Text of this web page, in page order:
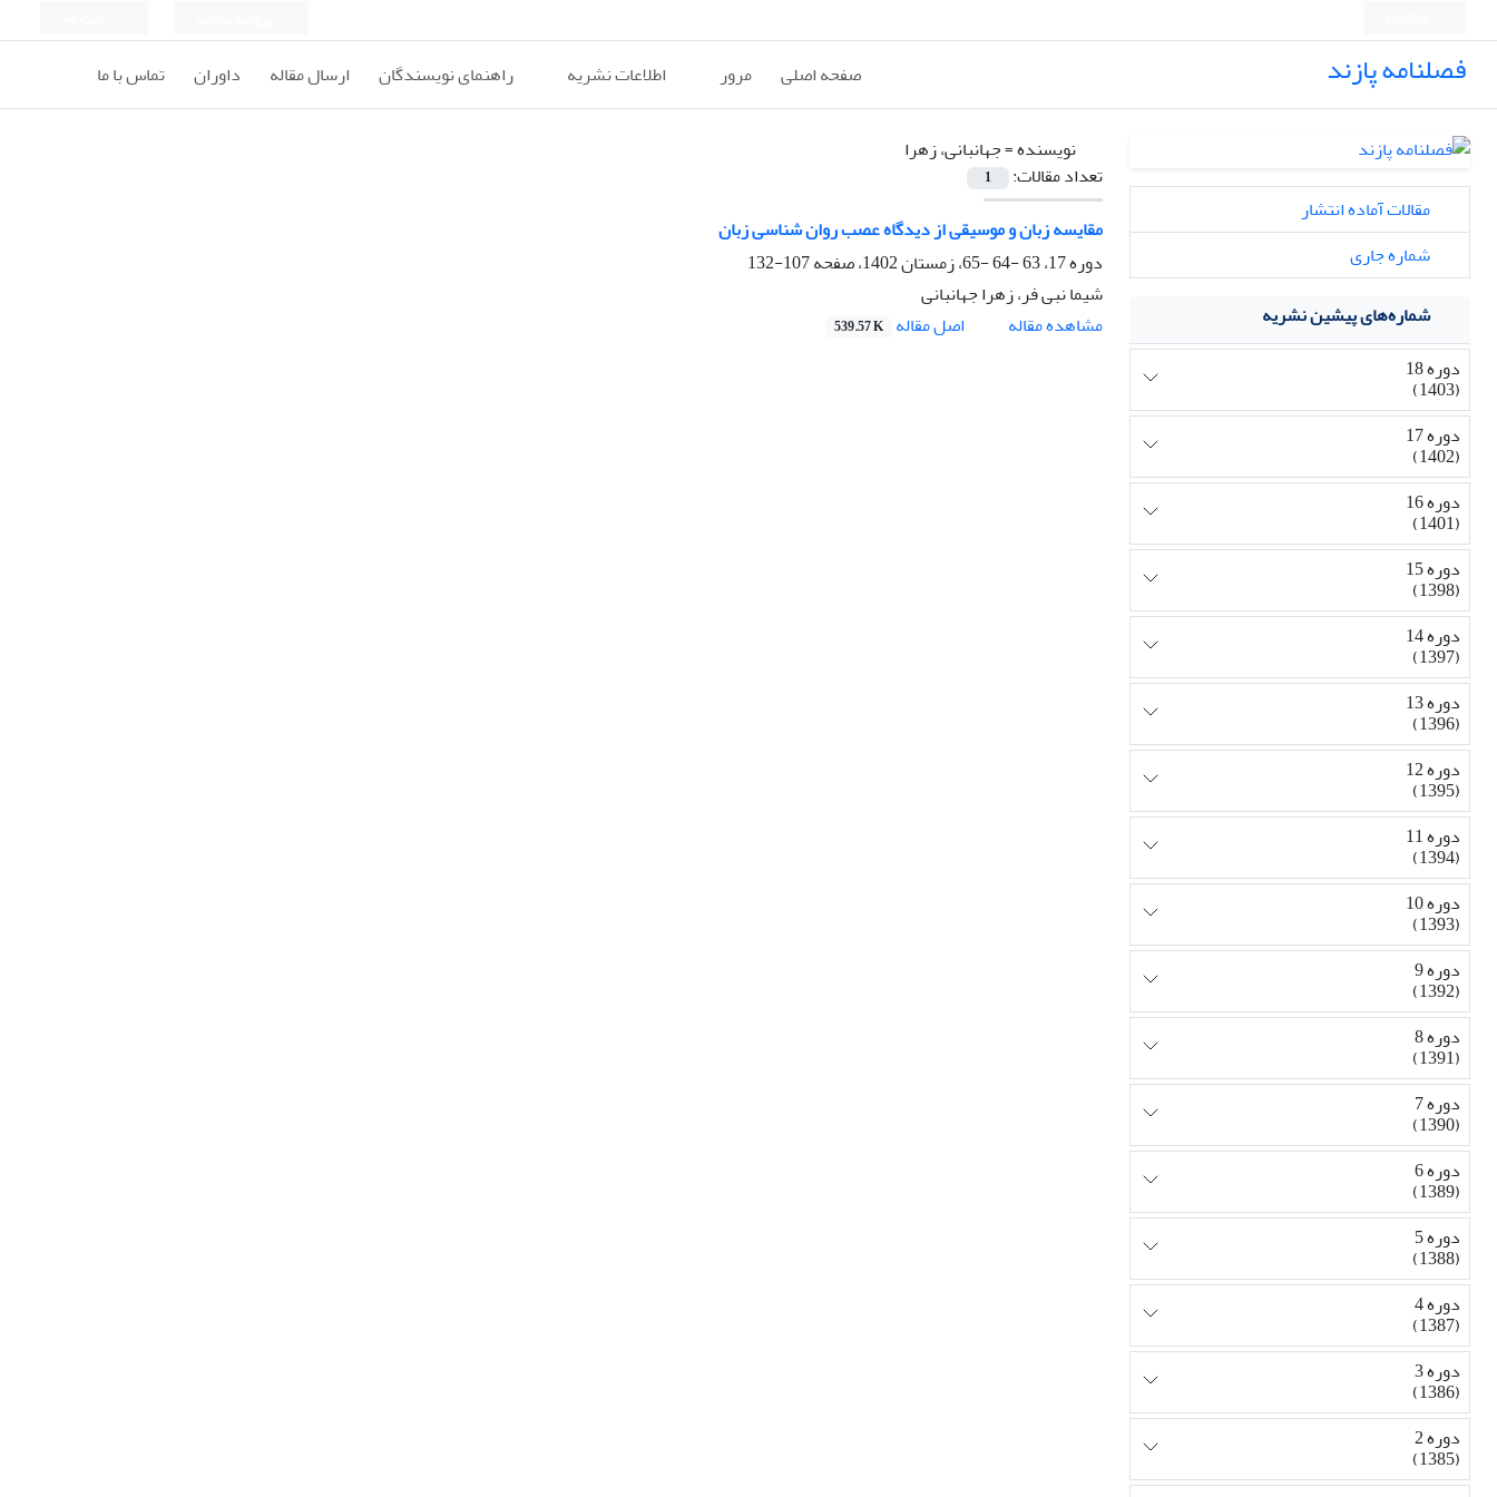
فصلنامه پازند صفحه اصلی مرور اطلاعات نشریه راهنمای نویسندگان ارسال مقاله داوران تماس با ما
نویسنده =جهانبانی، زهرا
تعداد مقالات:
1
مقایسه زبان و موسیقی از دیدگاه عصب روان شناسی زبان
دوره 17، 63 -64 -65، زمستان 1402، صفحه
107-132
شیما نبی فر، زهرا جهانبانی
مشاهده مقاله
اصل مقاله 539.57 K
مقالات آماده انتشار
شماره جاری
شماره‌های پیشین نشریه
دوره 18
(1403)
دوره 17
(1402)
دوره 16
(1401)
دوره 15
(1398)
دوره 14
(1397)
دوره 13
(1396)
دوره 12
(1395)
دوره 11
(1394)
دوره 10
(1393)
دوره 9
(1392)
دوره 8
(1391)
دوره 7
(1390)
دوره 6
(1389)
دوره 5
(1388)
دوره 4
(1387)
دوره 3
(1386)
دوره 2
(1385)